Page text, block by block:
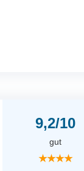
9,2/10
gut
★★★★